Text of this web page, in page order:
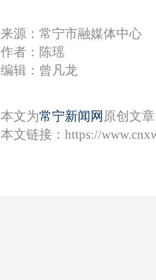
来源：常宁市融媒体中心
作者：陈瑶
编辑：曾凡龙
本文为常宁新闻网 原创文
本文链接： https://